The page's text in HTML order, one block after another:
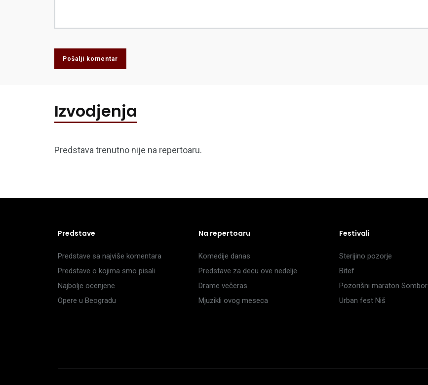
Pošalji komentar
Izvodjenja
Predstava trenutno nije na repertoaru.
Predstave
Predstave sa najviše komentara
Predstave o kojima smo pisali
Najbolje ocenjene
Opere u Beogradu
Na repertoaru
Komedije danas
Predstave za decu ove nedelje
Drame večeras
Mjuzikli ovog meseca
Festivali
Sterijino pozorje
Bitef
Pozorišni maraton Sombor
Urban fest Niš